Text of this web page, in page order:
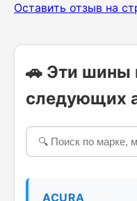
Оставить отзыв на
🚗 Эти шины
следующих
ACURA